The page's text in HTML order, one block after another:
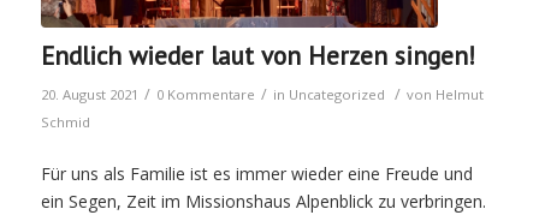
Endlich wieder laut von Herzen singen!
20. August 2021 / 0 Kommentare / in Uncategorized / von Helmut
Schmid
Für uns als Familie ist es immer wieder eine Freude und
ein Segen, Zeit im Missionshaus Alpenblick zu verbringen.